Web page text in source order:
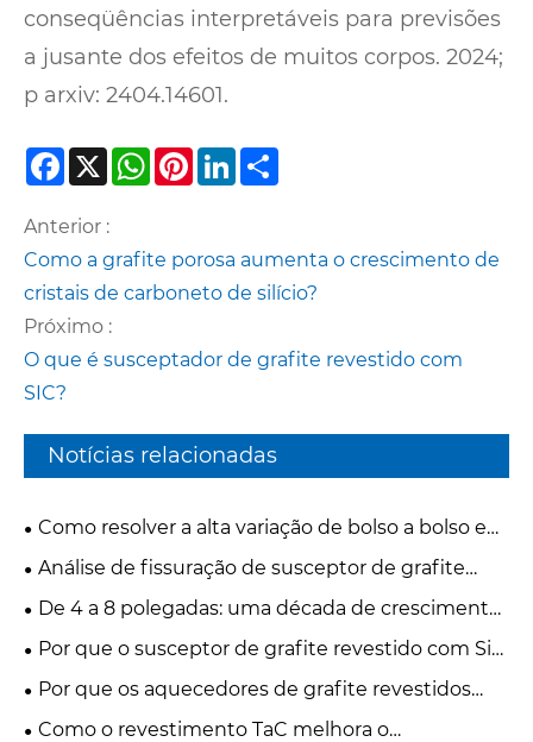
conseqüências interpretáveis ​​para previsões
a jusante dos efeitos de muitos corpos. 2024;
p arxiv: 2404.14601.
Facebook
X WhatsApp
PinterestLinkedIn
Anterior :
Como a grafite porosa aumenta o crescimento de
cristais de carboneto de silício?
Próximo :
O que é susceptador de grafite revestido com
SIC?
Notícias relacionadas
Como resolver a alta variação de bolso a bolso em
susceptores de grafite epitaxia de silício
Análise de fissuração de susceptor de grafite
revestido com SiC MOCVD e estudo de caso de
otimização de tensão térmica
De 4 a 8 polegadas: uma década de crescimento
de semicondutores SiC
Por que o susceptor de grafite revestido com SiC
é essencial para a epitaxia de semicondutores
Por que os aquecedores de grafite revestidos
com TaC estão surgindo como o futuro da epitaxia
Como o revestimento TaC melhora o